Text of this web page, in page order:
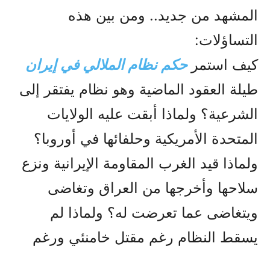
المشهد من جديد.. ومن بين هذه
التساؤلات:
كيف استمر حكم نظام الملالي في إيران
طيلة العقود الماضية وهو نظام يفتقر إلى
الشرعية؟ ولماذا أبقت عليه الولايات
المتحدة الأمريكية وحلفائها في أوروبا؟
ولماذا قيد الغرب المقاومة الإيرانية ونزع
سلاحها وأخرجها من العراق وتغاضى
ويتغاضى عما تعرضت له؟ ولماذا لم
يسقط النظام رغم مقتل خامنئي ورغم